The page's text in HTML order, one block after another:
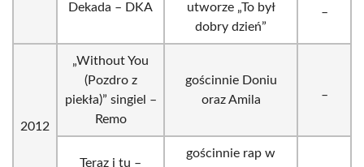
Dekada – DKA
utworze „To był
dobry dzień”
2012
„Without You
(Pozdro z
piekła)” singiel –
Remo
gościnnie Doniu
oraz Amila
Teraz i tu –
gościnnie rap w